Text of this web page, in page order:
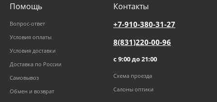
Помощь
Вопрос-ответ
Условия оплаты
Условия доставки
Доставка по России
Самовывоз
Обмен и возврат
Контакты
+7-910-380-31-27
8(831)220-00-96
с 9:00 до 21:00
Схема проезда
Салоны оптики